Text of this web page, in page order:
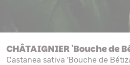
CHÂTAIGNIER 'Bouche de
Castanea sativa 'Bouche de